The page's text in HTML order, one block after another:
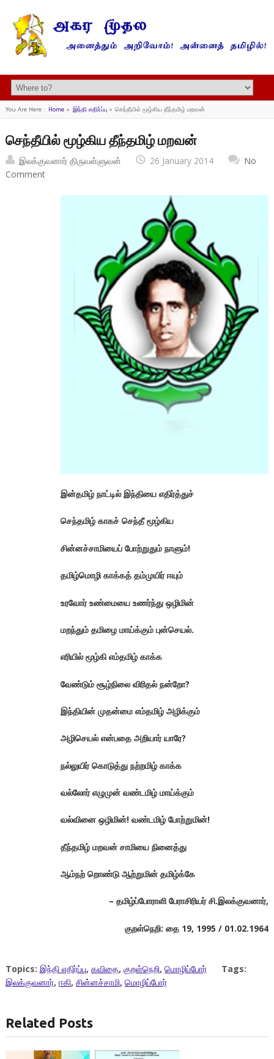
You Are Here : Home» இந்தி எதிர்ப்பு» செந்தீயில் மூழ்கிய தீந்தமிழ் மறவன்
செந்தீயில் மூழ்கிய தீந்தமிழ் மறவன்
இலக்குவனார் திருவள்ளுவன் 26 January 2014
No
Comment
இன்தமிழ் நாட்டில் இந்தியை எதிர்த்துச்
செந்தமிழ் காகச் செந்தீ மூழ்கிய
சின்னச்சாமியைப் போற்றுதும் நாளும்!
தமிழ்மொழி காக்கத் தம்முயிர் ஈயும்
உரவோர் உண்மையை உணர்ந்து ஒழிமின்
மறந்தும் தமிழை மாய்க்கும் புன்செயல்.
எரியில் மூழ்கி எம்தமிழ் காக்க
வேண்டும் சூழ்நிலை விரிதல் நன்றோ?
இந்தியின் முதன்மை எம்தமிழ் அழிக்கும்
அழிசெயல் என்பதை அறியார் யாரே?
நல்லுயிர் கொடுத்து நற்றமிழ் காக்க
வல்லோர் எழுமுன் வண்டமிழ் மாய்க்கும்
வல்வினை ஒழிமின்! வண்டமிழ் போற்றுமின்!
தீந்தமிழ் மறவன் சாமியை நினைத்து
ஆம்நற் றொண்டு ஆற்றுமின் தமிழ்க்கே
– தமிழ்ப்போராளி பேராசிரியர் சி.இலக்குவனார்,
குறள்நெறி: தை 19, 1995 / 01.02.1964
Topics: இந்தி எதிர்ப்பு, கவிதை, குறள்நெறி, மொழிப்போர்
Tags:
இலக்குவனார், ஈகி, சின்னச்சாமி, மொழிப்போர்
Related Posts